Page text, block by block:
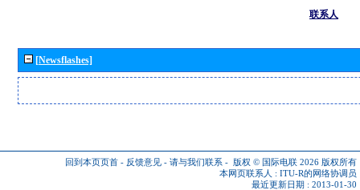
联系人
[Newsflashes]
回到本页页首 - 反馈意见 - 请与我们联系 - 版权 © 国际电联 2026 版权所有
本网页联系人 : ITU-R的网络协调员
最近更新日期 : 2013-01-30